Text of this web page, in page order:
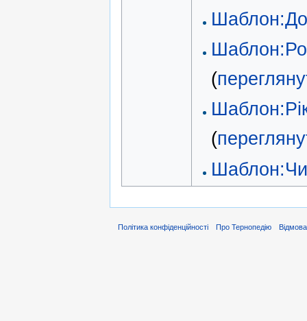
(
(
Політика конфіденційності Про Тернопедію